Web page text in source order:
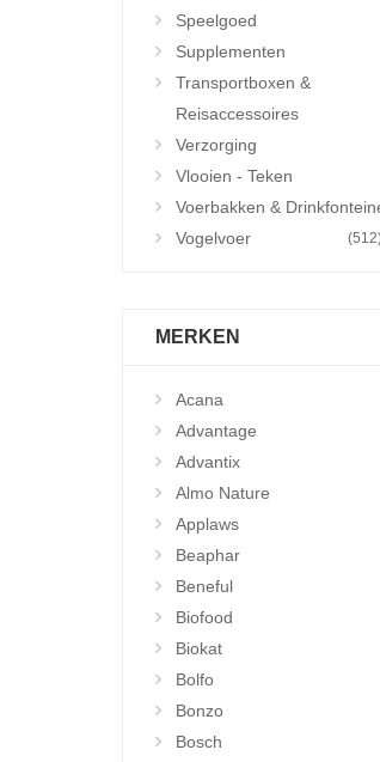
Speelgoed
Supplementen
Transportboxen &
Reisaccessoires
Verzorging
Vlooien - Teken
Voerbakken &
Vogelvoer
MERKEN
Acana
Advantage
Advantix
Almo Nature
Applaws
Beaphar
Beneful
Biofood
Biokat
Bolfo
Bonzo
Bosch